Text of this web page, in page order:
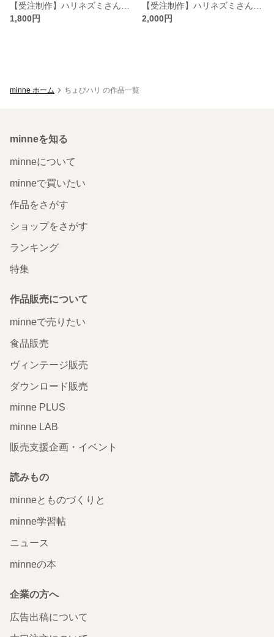
1,800円
2,000円
minne ホーム ちょびハリ の作品一覧
minneを知る
minneについて
minneで買いたい
作品をさがす
ショップをさがす
ランキング
特集
作品販売について
minneで売りたい
食品販売
ヴィンテージ販売
ダウンロード販売
minne PLUS
minne LAB
販売支援企画・イベント
読みもの
minneとものづくりと
minne学習帖
ニュース
minneの本
企業の方へ
広告出稿について